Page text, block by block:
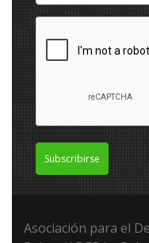
Subscribirse
Asociación para el